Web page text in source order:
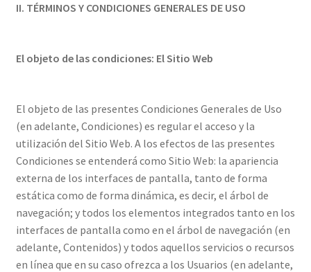
II. TÉRMINOS Y CONDICIONES GENERALES DE USO
El objeto de las condiciones: El Sitio Web
El objeto de las presentes Condiciones Generales de Uso
(en adelante, Condiciones) es regular el acceso y la
utilización del Sitio Web. A los efectos de las presentes
Condiciones se entenderá como Sitio Web: la apariencia
externa de los interfaces de pantalla, tanto de forma
estática como de forma dinámica, es decir, el árbol de
navegación; y todos los elementos integrados tanto en los
interfaces de pantalla como en el árbol de navegación (en
adelante, Contenidos) y todos aquellos servicios o recursos
en línea que en su caso ofrezca a los Usuarios (en adelante,